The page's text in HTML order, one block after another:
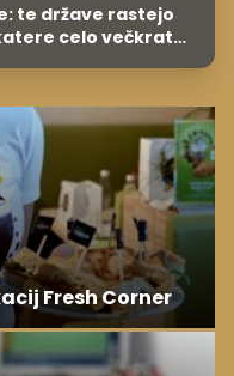
te države rastejo
celo večkrat
Fresh Corner